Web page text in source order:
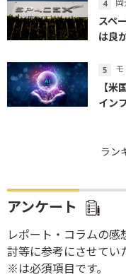
スペ
は良
【
イン
ラン
アンケート
レポート・コラムの
討等に参考にさせてい
※は必須項目です。